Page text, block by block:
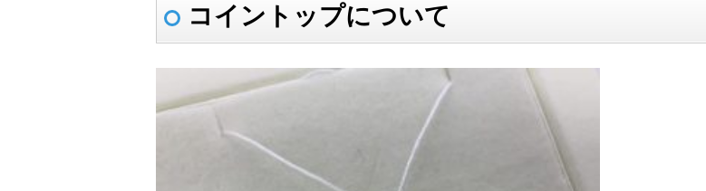
コイントップについて